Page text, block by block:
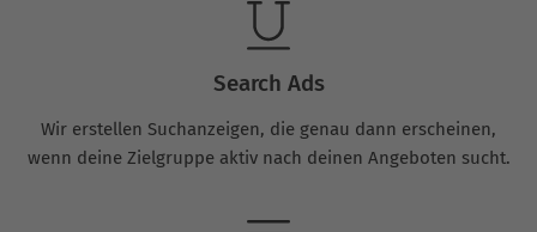
Search Ads
Wir erstellen Suchanzeigen, die genau dann erscheinen,
wenn deine Zielgruppe aktiv nach deinen Angeboten sucht.